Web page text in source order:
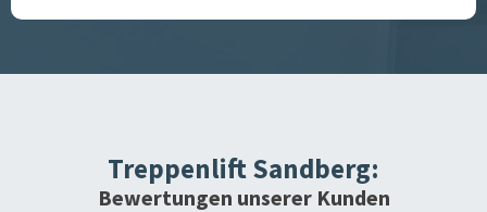
TreppenliftSandberg:
Bewertungen unserer Kunden